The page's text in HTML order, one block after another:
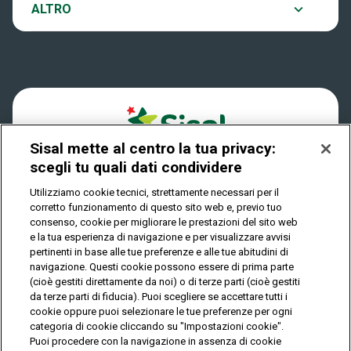
Play Your Date
Dove si gioca
Quanto si vince
Come riscuotere
ALTRO
Notifiche
Privacy
IL GIOCO È VIETATO AI MINORI E PUÒ CAUSARE
DIPENDENZA PATOLOGICA
© Copyright Sisal Italia S.p.A. - P.I. 02433760135
Privacy Cookies
Mappa
del
sito
Sisal mette al centro la tua privacy:
scegli tu quali dati condividere
Utilizziamo cookie tecnici, strettamente necessari per il
corretto funzionamento di questo sito web e, previo tuo
consenso, cookie per migliorare le prestazioni del sito web
e la tua esperienza di navigazione e per visualizzare avvisi
pertinenti in base alle tue preferenze e alle tue abitudini di
navigazione. Questi cookie possono essere di prima parte
(cioè gestiti direttamente da noi) o di terze parti (cioè gestiti
da terze parti di fiducia). Puoi scegliere se accettare tutti i
cookie oppure puoi selezionare le tue preferenze per ogni
categoria di cookie cliccando su "Impostazioni cookie".
Puoi procedere con la navigazione in assenza di cookie